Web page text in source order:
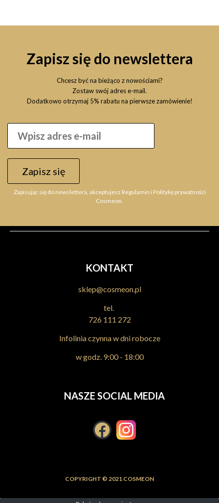
Zapisz się do newslettera
Chcesz być na bieżąco z nowościami?
Zostaw swój adres e-mail.
Dodatkowo otrzymaj 5% rabatu na pierwsze zamówienie!
Zapisz się
Zapisując się do newslettera, akceptujesz Regulamin i Politykę prywatności
Cosmeon.
KONTAKT
sklep@cosmeon.pl
tel.
726 111 272
Infolinia czynna w dni robocze
w godz. 9:00 - 18:00
NASZE SOCIAL MEDIA
COPYRIGHT © 2021 COSMEON